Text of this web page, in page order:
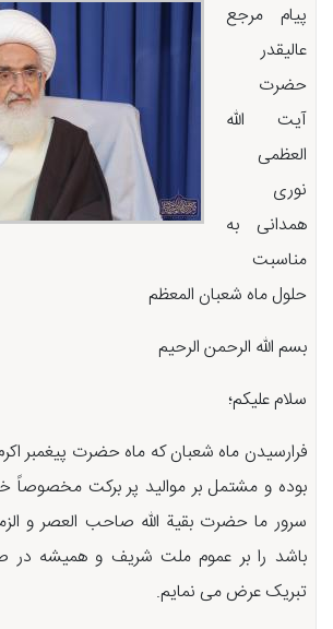
پیام مرجع
عالیقدر
حضرت
آیت الله
العظمی
نوری
همدانی به
مناسبت
حلول ماه شعبان المعظم
بسم الله الرحمن الرحیم
سلام علیکم؛
فرارسیدن ماه شعبان که ماه حضرت پیغمبر اکرم
بوده و مشتمل بر موالید پر برکت مخصوصاً
سرور ما حضرت بقیة الله صاحب العصر و
باشد را بر عموم ملت شریف و همیشه در
تبریک عرض می نمایم.